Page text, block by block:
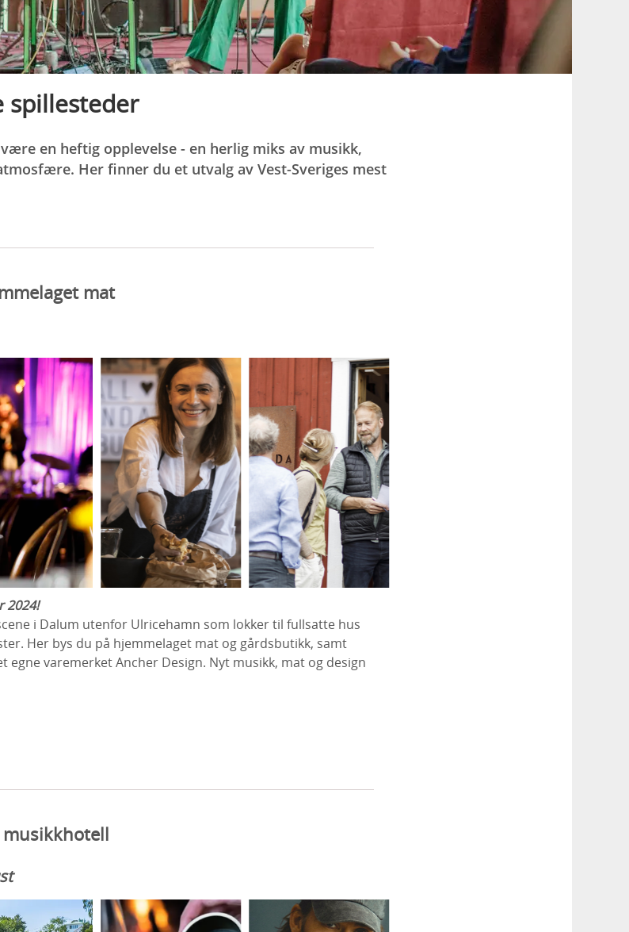
spillesteder
en heftig opplevelse - en herlig miks av musikk,
Her finner du et utvalg av Vest-Sveriges mest
mat
2024!
i Dalum utenfor Ulricehamn som lokker til fullsatte hus
Her bys du på hjemmelaget mat og gårdsbutikk, samt
varemerket Ancher Design. Nyt musikk, mat og design
musikkhotell